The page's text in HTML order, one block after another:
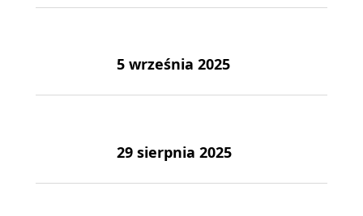
5 września 2025
29 sierpnia 2025